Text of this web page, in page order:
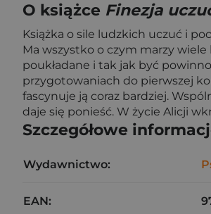
O książce Finezja
Książka o sile ludzkich uczuć i
Ma wszystko o czym marzy
poukładane i tak jak być
przygotowaniach do pierwszej
fascynuje ją coraz bardziej.
daje się ponieść. W życie Alicji
Szczegółowe
Wydawnictwo:
EAN: